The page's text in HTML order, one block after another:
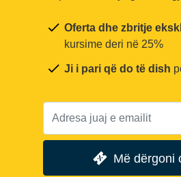
Oferta dhe zbritje
kursime deri në 25%
Ji i pari që do të dish
Më dërgoni